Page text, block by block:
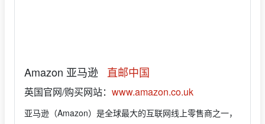
Amazon 亚马逊 直邮中国
英国官网/购买网站： www.amazon.co.uk
亚马逊（Amazon）是全球最大的互联网线上零售商之一，